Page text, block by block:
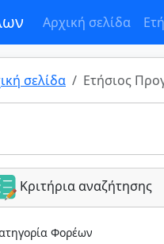
Αρχική σελίδα
σελίδα Ετήσιος
Κριτήρια αναζήτησης
Κατηγορία Φορέων